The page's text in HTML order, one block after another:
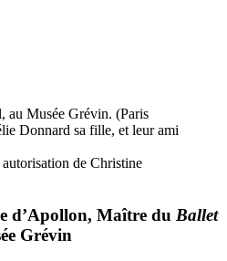
au Musée Grévin. (Paris
Donnard sa fille, et leur ami
de Christine
d’Apollon, Maître du Ballet
Grévin